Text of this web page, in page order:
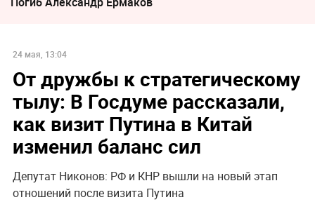
24 мая, 13:04
От дружбы к стратегическому
тылу: В Госдуме рассказали,
как визит Путина в Китай
изменил баланс сил
Депутат Никонов: РФ и КНР вышли на новый этап
отношений после визита Путина